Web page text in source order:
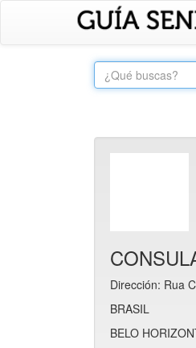
Dirección: Rua
BRASIL
BELO